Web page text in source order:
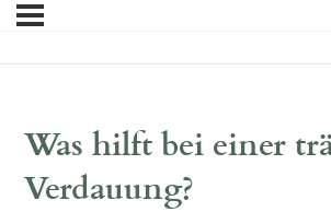
Was hilft bei einer
Verdauung?